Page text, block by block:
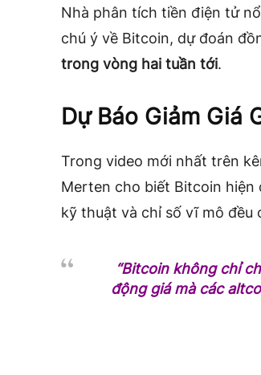
Nhà phân tích tiền điện tử
chú ý về Bitcoin, dự đoán
trong vòng hai tuần tới.
Dự Báo Giảm Giá
Trong video mới nhất trên
Merten cho biết Bitcoin hiện
kỹ thuật và chỉ số vĩ mô đều
“Bitcoin không chỉ
động giá mà các